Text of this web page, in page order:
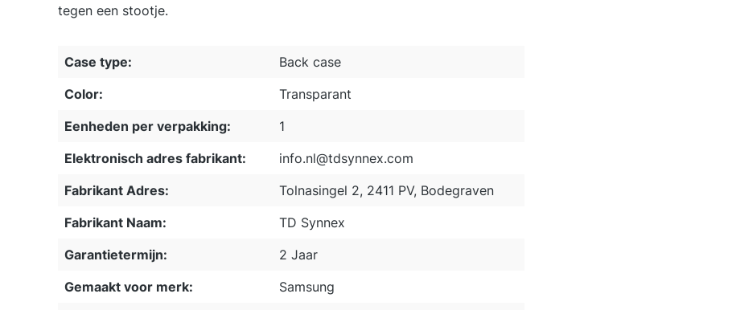
tegen een stootje.
Case type:
Back case
Color:
Transparant
Eenheden per verpakking:
1
Elektronisch adres fabrikant:
info.nl@tdsynnex.com
Fabrikant Adres:
Tolnasingel 2, 2411 PV, Bodegraven
Fabrikant Naam:
TD Synnex
Garantietermijn:
2 Jaar
Gemaakt voor merk:
Samsung